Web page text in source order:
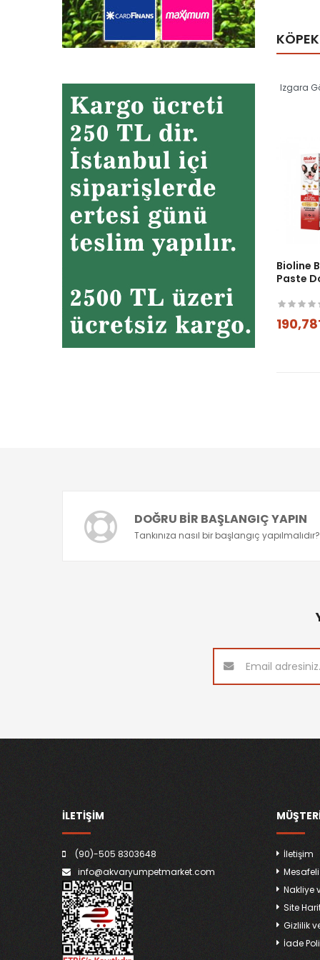
Izgara
Bioline
Paste
DOĞRU BIR BAŞLANGIÇ YAPIN
Tankınıza nasıl bir başlangıç yapılmalıdır?
İLETİŞİM
(90)-505 8303648
info@akvaryumpetmarket.com
İletişim
Nakliye
Site
Gizlilik
İade